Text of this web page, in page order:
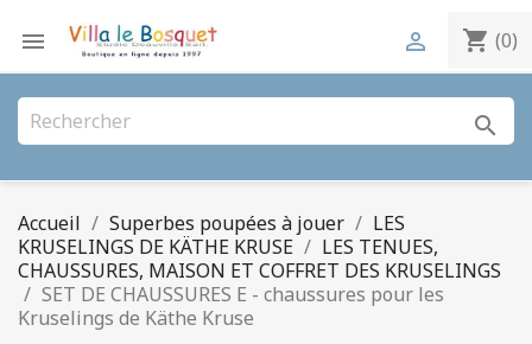
 shopping_cart (0)

search
Accueil Superbes poupées à jouer
LES
KRUSELINGS DE KÄTHE KRUSE
LES TENUES,
CHAUSSURES, MAISON ET COFFRET DES KRUSELINGS
SET DE CHAUSSURES E - chaussures pour les
Kruselings de Käthe Kruse